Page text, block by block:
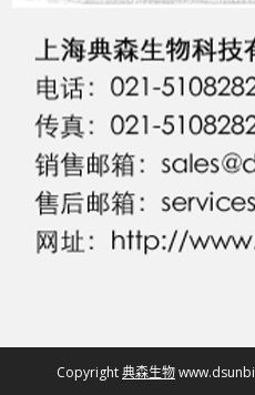
Copyright典森生物